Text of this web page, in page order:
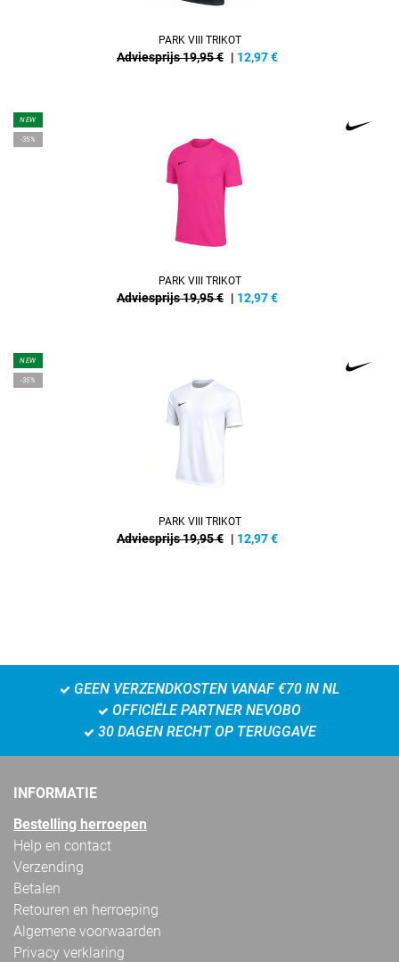
PARK VIII TRIKOT
Adviesprijs 19,95 € | 12,97€
NEW
-35%
PARK VIII TRIKOT
Adviesprijs 19,95 € | 12,97€
NEW
-35%
PARK VIII TRIKOT
Adviesprijs 19,95 € | 12,97€
GEEN VERZENDKOSTEN VANAF €70 IN NL
OFFICIËLE PARTNER NEVOBO
30 DAGEN RECHT OP TERUGGAVE
INFORMATIE
Bestelling herroepen
Help en contact
Verzending
Betalen
Retouren en herroeping
Algemene voorwaarden
Privacy verklaring